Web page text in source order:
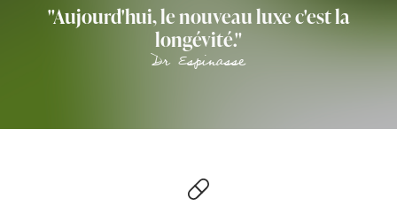
"Aujourd'hui, le nouveau luxe c'est la
longévité."
Dr Espinasse